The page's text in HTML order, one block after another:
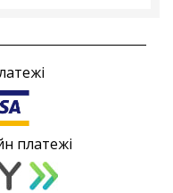
платежі